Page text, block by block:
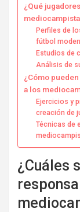
¿Qué
Perfiles de
fútbol
Estudios de
Análisis de
¿Cómo
a los
Ejercicios y
creación de
Técnicas de
¿Cuáles